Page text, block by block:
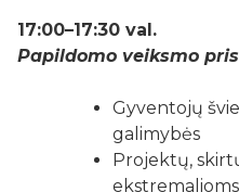
17:00–17:30 val.
Papildomo veiksmo
Gyventojų
galimybės
Projektų,